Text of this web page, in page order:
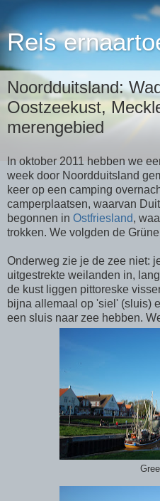
Reis
Noordduitsland:
Oostzeekust,
merengebied
In oktober 2011 hebben we
week door Noordduitsland
keer op een camping
camperplaatsen, waarvan
begonnen in Ostfriesland,
trokken. We volgden de
Onderweg zie je de zee niet:
uitgestrekte weilanden in,
de kust liggen pittoreske
bijna allemaal op 'siel' (sluis)
een sluis naar zee hebben.